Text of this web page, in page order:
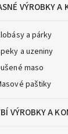
VÝROBKY A
a párky
a uzeniny
maso
paštiky
VÝROBKY A